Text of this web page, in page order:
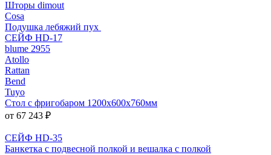
Шторы dimout
Cosa
Подушка лебяжий пух
СЕЙФ HD-17
blume 2955
Atollo
Rattan
Bend
Tuyo
Стол с фригобаром 1200х600х760мм
от 67 243 ₽
СЕЙФ HD-35
Банкетка с подвесной полкой и вешалка с полкой